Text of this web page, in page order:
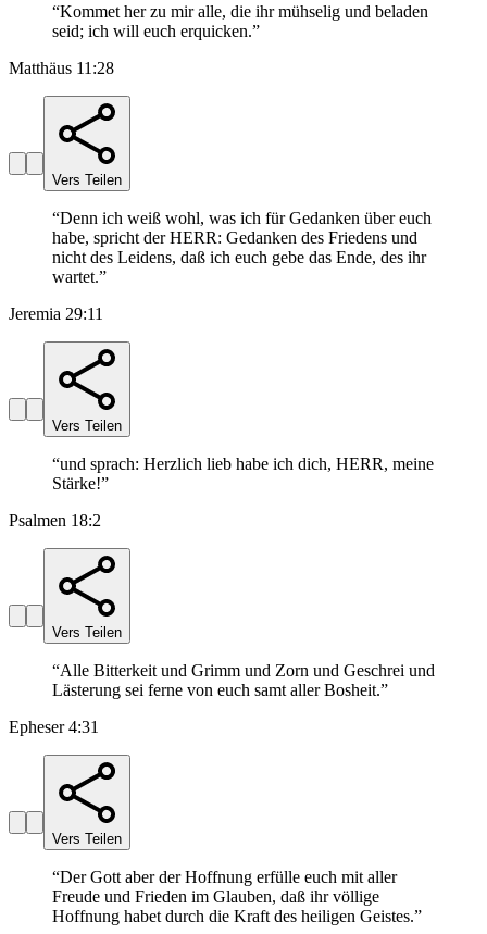
“Kommet her zu mir alle, die ihr mühselig und beladen
seid; ich will euch erquicken.”
Matthäus 11:28
Vers Teilen
“Denn ich weiß wohl, was ich für Gedanken über euch
habe, spricht der HERR: Gedanken des Friedens und
nicht des Leidens, daß ich euch gebe das Ende, des ihr
wartet.”
Jeremia 29:11
Vers Teilen
“und sprach: Herzlich lieb habe ich dich, HERR, meine
Stärke!”
Psalmen 18:2
Vers Teilen
“Alle Bitterkeit und Grimm und Zorn und Geschrei und
Lästerung sei ferne von euch samt aller Bosheit.”
Epheser 4:31
Vers Teilen
“Der Gott aber der Hoffnung erfülle euch mit aller
Freude und Frieden im Glauben, daß ihr völlige
Hoffnung habet durch die Kraft des heiligen Geistes.”